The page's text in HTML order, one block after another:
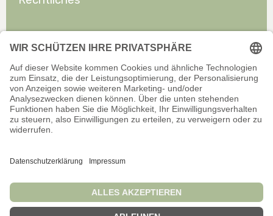
Offizieller Onlineshop für Privatkunden. Alle Preise inkl. gesetzl.
Wir sind stets bemüht, aktuelle und vollständige Informationen auf